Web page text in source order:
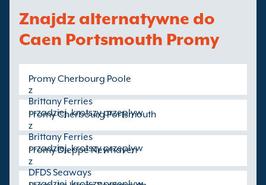
Znajdz alternatywne do
Caen Portsmouth Promy
Promy Cherbourg Poole
z
Brittany Ferries
- rzadziej, krotszy przeplyw
Promy Cherbourg Portsmouth
z
Brittany Ferries
- rzadziej, krotszy przeplyw
Promy Dieppe Newhaven
z
DFDS Seaways